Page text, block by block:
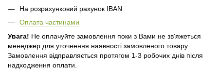
На розрахунковий рахунок IBAN
Оплата частинами
Увага! Не оплачуйте замовлення поки з Вами не зв'яжеться
менеджер для уточнення наявності замовленого товару.
Замовлення відправляється протягом 1-3 робочих днів після
надходження оплати.